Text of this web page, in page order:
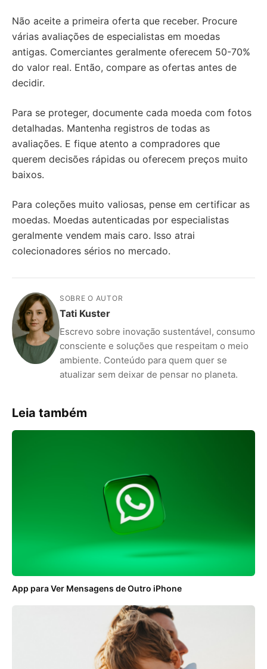
Não aceite a primeira oferta que receber. Procure
várias avaliações de especialistas em moedas
antigas. Comerciantes geralmente oferecem 50-70%
do valor real. Então, compare as ofertas antes de
decidir.
Para se proteger, documente cada moeda com fotos
detalhadas. Mantenha registros de todas as
avaliações. E fique atento a compradores que
querem decisões rápidas ou oferecem preços muito
baixos.
Para coleções muito valiosas, pense em certificar as
moedas. Moedas autenticadas por especialistas
geralmente vendem mais caro. Isso atrai
colecionadores sérios no mercado.
SOBRE O AUTOR
Tati Kuster
Escrevo sobre inovação sustentável, consumo
consciente e soluções que respeitam o meio
ambiente. Conteúdo para quem quer se
atualizar sem deixar de pensar no planeta.
Leia também
App para Ver Mensagens de Outro iPhone